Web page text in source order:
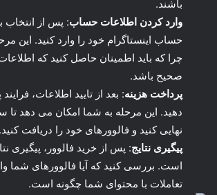
باشند.
وارد کردن اطلاعات حساب: پس از انتخاب
حساب اینستاگرام خود را وارد کنید. این
چرا که باید اطمینان حاصل کنید که
صحیح باشد.
پرداخت هزینه: بعد از تایید اطلاعات،
دهید. این مرحله به شما امکان می دهد تا
نهایی کنید و فالوورهای خود را دریافت کنید.
پیگیری نتایج: پس از خرید فالوور، پیگیری
است. بررسی کنید که آیا فالوورهای شما
تعاملات با محتوای شما چگونه است.